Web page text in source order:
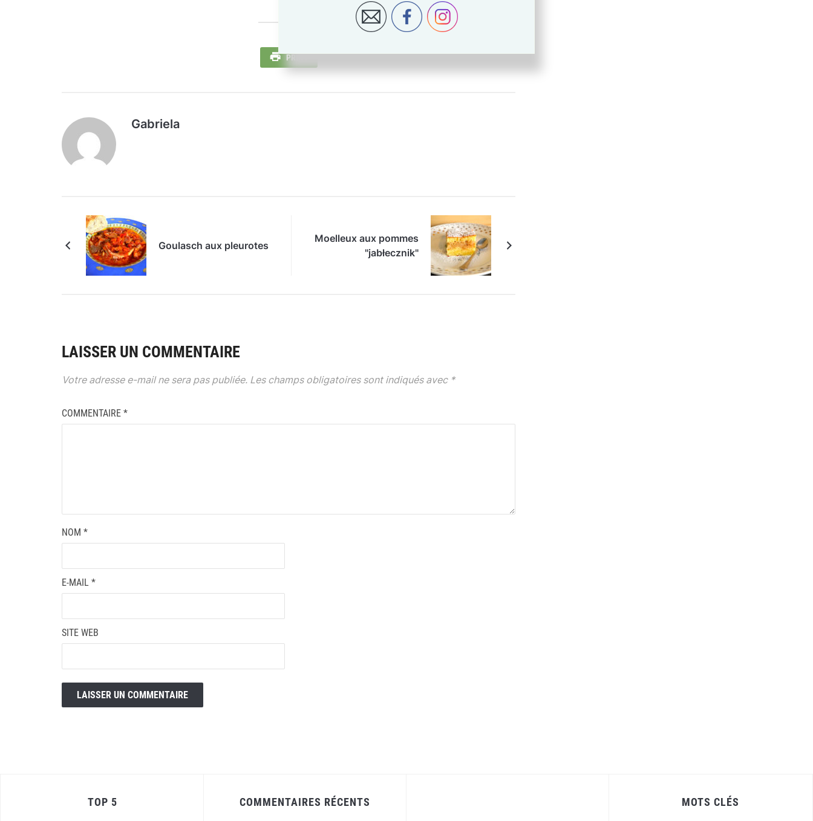
PRINT
Gabriela
Goulasch aux pleurotes
Moelleux aux pommes
"jabłecznik"
LAISSER UN COMMENTAIRE
Votre adresse e-mail ne sera pas publiée. Les champs obligatoires sont indiqués avec *
COMMENTAIRE *
NOM *
E-MAIL *
SITE WEB
TOP 5 COMMENTAIRES RÉCENTS MOTS CLÉS